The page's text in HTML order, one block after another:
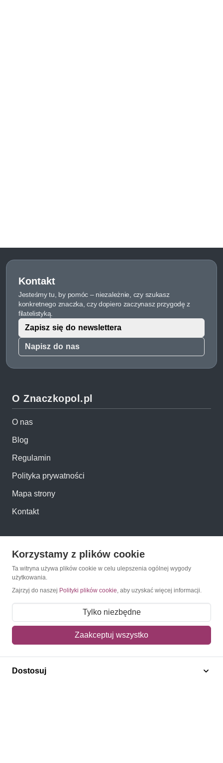
Kontakt
Jesteśmy tu, by pomóc – niezależnie, czy szukasz
konkretnego znaczka, czy dopiero zaczynasz przygodę z
filatelistyką.
Napisz do nas
Zapisz się do newslettera
O Znaczkopol.pl
O nas
Blog
Regulamin
Polityka prywatności
Mapa strony
Kontakt
Pomoc i FAQ
Metody dostawy
Sposoby płatności
Zwroty i reklamacje
Newsletter
Korzystamy z plików cookie
Ta witryna używa plików cookie w celu ulepszenia ogólnej wygody
użytkowania.
Zajrzyj do naszej Polityki plików cookie, aby uzyskać więcej informacji.
Tylko niezbędne
Zaakceptuj wszystko
Dostosuj